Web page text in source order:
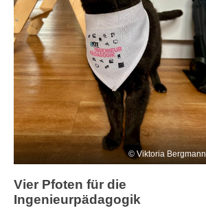
Viktoria Bergmann
Vier Pfoten für die
Ingenieurpädagogik